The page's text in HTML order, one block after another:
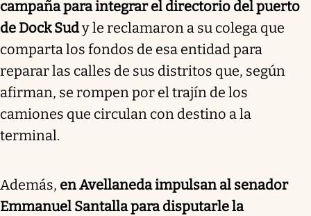
campaña para integrar el directorio del puerto
de Dock Sudy le reclamaron a su colega que
comparta los fondos de esa entidad para
reparar las calles de sus distritos que, según
afirman, se rompen por el trajín de los
camiones que circulan con destino a la
terminal.
Además, en Avellaneda impulsan al senador
Emmanuel Santalla para disputarle la